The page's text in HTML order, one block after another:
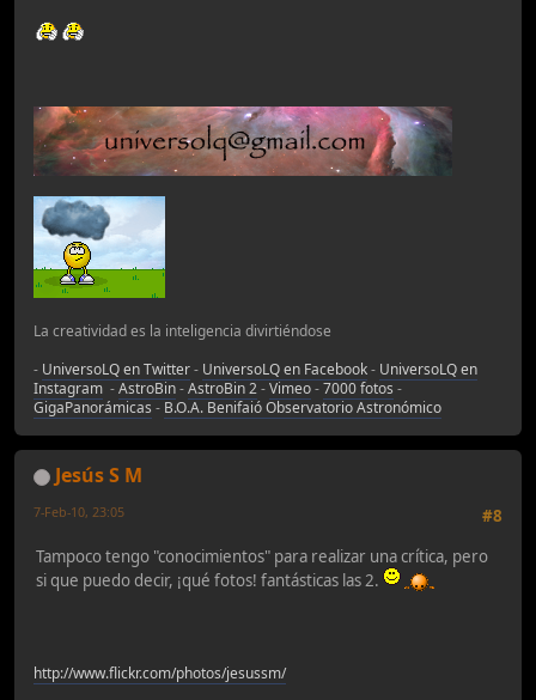
La creatividad es la inteligencia divirtiéndose
- UniversoLQ en Twitter- UniversoLQ en Facebook- UniversoLQ en
Instagram -AstroBin-AstroBin 2-Vimeo-7000 fotos -
GigaPanorámicas - B.O.A. Benifaió Observatorio Astronómico
Jesús S M
#8
7-Feb-10, 23:05
Tampoco tengo "conocimientos" para realizar una crítica, pero
si que puedo decir, ¡qué fotos! fantásticas las 2.
http://www.flickr.com/photos/jesussm/